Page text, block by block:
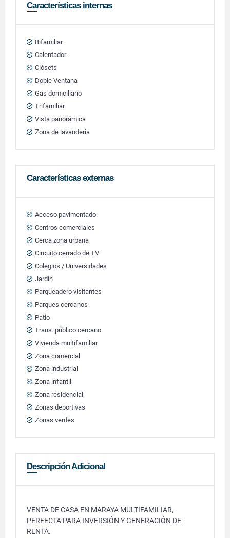
Características internas
Bifamiliar
Calentador
Clósets
Doble Ventana
Gas domiciliario
Trifamiliar
Vista panorámica
Zona de lavandería
Características externas
Acceso pavimentado
Centros comerciales
Cerca zona urbana
Circuito cerrado de TV
Colegios / Universidades
Jardín
Parqueadero visitantes
Parques cercanos
Patio
Trans. público cercano
Vivienda multifamiliar
Zona comercial
Zona industrial
Zona infantil
Zona residencial
Zonas deportivas
Zonas verdes
Descripción Adicional
VENTA DE CASA EN MARAYA MULTIFAMILIAR,
PERFECTA PARA INVERSIÓN Y GENERACIÓN DE
RENTA.